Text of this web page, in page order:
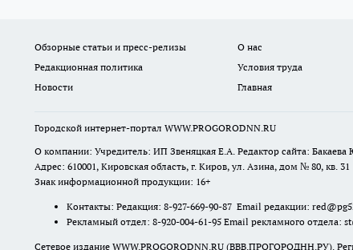
Обзорные статьи и пресс-релизы О нас
Редакционная политика
Условия труда
Новости
Главная
Городской интернет-портал WWW.PROGORODNN.RU
О компании: Учредитель: ИП Звеняцкая Е.А. Редактор сайта: Бакаева
Адрес: 610001, Кировская область, г. Киров, ул. Азина, дом № 80, кв. 31
Знак информационной продукции: 16+
Контакты: Редакция: 8-927-669-90-87 Email редакции:
Рекламный отдел: 8-920-004-61-95 Email рекламного отдела:
Сетевое издание WWW.PROGORODNN.RU (ВВВ.ПРОГОРОДНН.РУ).